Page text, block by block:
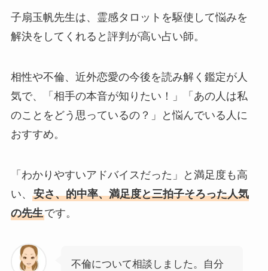
子扇玉帆先生は、霊感タロットを駆使して悩みを
解決をしてくれると評判が高い占い師。
相性や不倫、近外恋愛の今後を読み解く鑑定が人
気で、「相手の本音が知りたい！」「あの人は私
のことをどう思っているの？」と悩んでいる人に
おすすめ。
「わかりやすいアドバイスだった」と満足度も高
い、 安さ、的中率、満足度と三拍子そろった人気
の先生です。
不倫について相談しました。自分